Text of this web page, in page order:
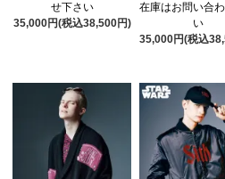
せ下さい
35,000円(税込38,500円)
在庫はお問い合
い
35,000円(税込